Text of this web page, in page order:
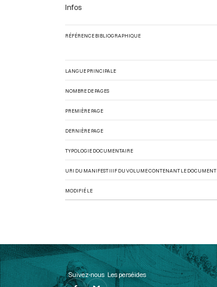
Infos
RÉFÉRENCE BIBLIOGRAPHIQUE
LANGUE PRINCIPALE
NOMBRE DE PAGES
PREMIÈRE PAGE
DERNIÈRE PAGE
TYPOLOGIE DOCUMENTAIRE
URI DU MANIFEST IIIF DU VOLUME CONTENANT LE DOCUMENT
MODIFIÉ LE
Suivez-nous Les perséides